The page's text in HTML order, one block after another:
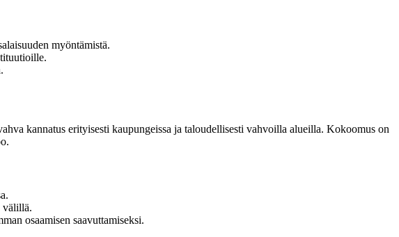
myöntämistä.
kannatus erityisesti kaupungeissa ja taloudellisesti vahvoilla alueilla. Kokoomus on
välillä.
osaamisen saavuttamiseksi.